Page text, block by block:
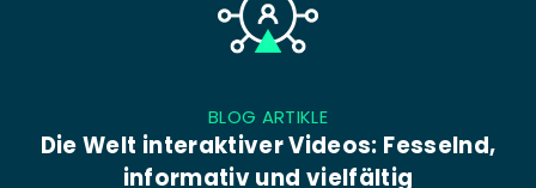
BLOG ARTIKLE
Die Welt interaktiver Videos: Fesselnd,
informativ und vielfältig